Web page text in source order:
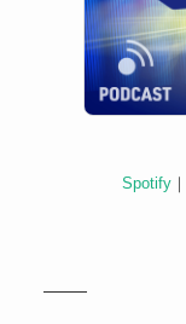
Spotify ｜